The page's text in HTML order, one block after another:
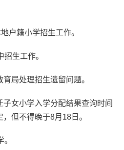
户籍小学招生工作。
生工作。
局处理招生遗留问题。
女小学入学分配结果查询时间
但不得晚于8月18日。